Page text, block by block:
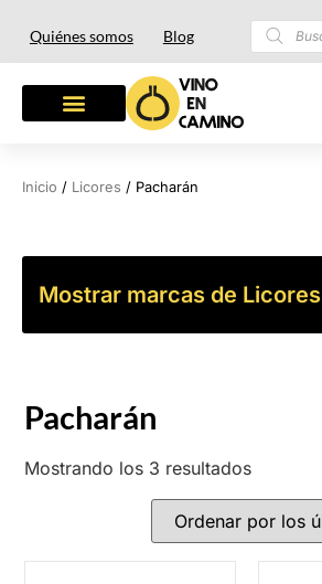
Quiénes somos Blog
Inicio / Licores / Pacharán
Mostrar marcas de Licores
Pacharán
Mostrando los 3 resultados